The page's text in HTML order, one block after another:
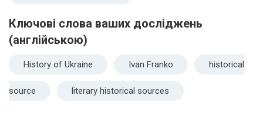
Ключові слова ваших досліджень
(англійською)
History of Ukraine Ivan Franko historical
source literary historical sources